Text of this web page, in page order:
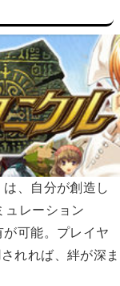
、自分が創造し
ュレーション
可能。プレイヤ
れれば、絆が深ま